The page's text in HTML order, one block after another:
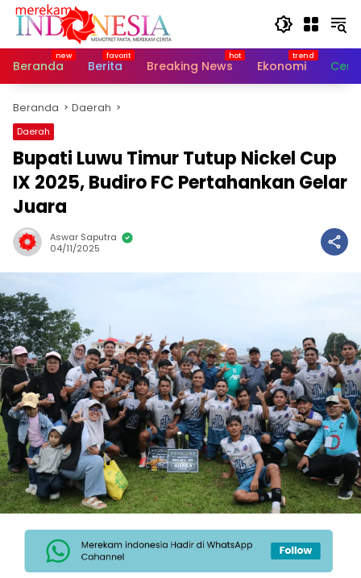
Langsung
Beranda
Berita Breaking News Ekonomi
Beranda Daerah
Daerah
Bupati Luwu Timur Tutup Nickel Cup
IX 2025, Budiro FC Pertahankan Gelar
Juara
Aswar Saputra
04/11/2025